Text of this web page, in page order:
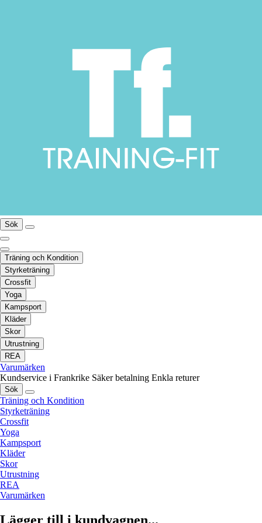
Sök
Träning och Kondition
Styrketräning
Crossfit
Yoga
Kampsport
Kläder
Skor
Utrustning
REA
Varumärken
Kundservice i Frankrike Säker betalning Enkla returer
Sök
Träning och Kondition
Styrketräning
Crossfit
Yoga
Kampsport
Kläder
Skor
Utrustning
REA
Varumärken